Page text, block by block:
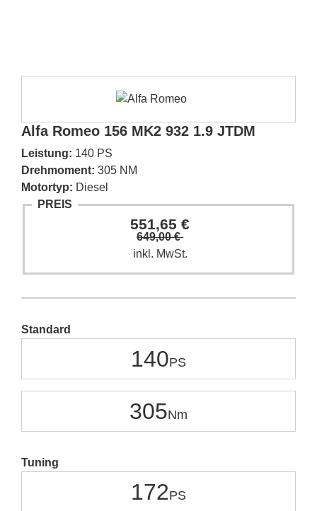
Alfa Romeo 156 MK2 932 1.9 JTDM
Leistung: 140 PS
Drehmoment: 305 NM
Motortyp: Diesel
PREIS
551,65 €
649,00 €
inkl. MwSt.
Standard
140
305
Tuning
172